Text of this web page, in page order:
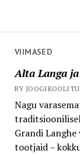
VIIMASED
Alta Langa
BY
Nagu
Grandi
tootjaid –